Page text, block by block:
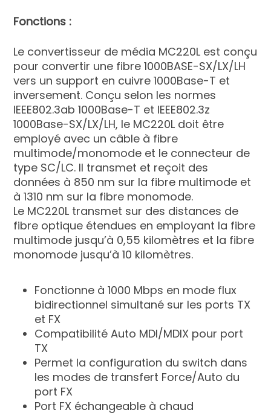
Fonctions :
Le convertisseur de média MC220L est conçu
pour convertir une fibre 1000BASE-SX/LX/LH
vers un support en cuivre 1000Base-T et
inversement. Conçu selon les normes
IEEE802.3ab 1000Base-T et IEEE802.3z
1000Base-SX/LX/LH, le MC220L doit être
employé avec un câble à fibre
multimode/monomode et le connecteur de
type SC/LC. Il transmet et reçoit des
données à 850 nm sur la fibre multimode et
à 1310 nm sur la fibre monomode.
Le MC220L transmet sur des distances de
fibre optique étendues en employant la fibre
multimode jusqu’à 0,55 kilomètres et la fibre
monomode jusqu’à 10 kilomètres.
Fonctionne à 1000 Mbps en mode flux
bidirectionnel simultané sur les ports TX
et FX
Compatibilité Auto MDI/MDIX pour port
TX
Permet la configuration du switch dans
les modes de transfert Force/Auto du
port FX
Port FX échangeable à chaud